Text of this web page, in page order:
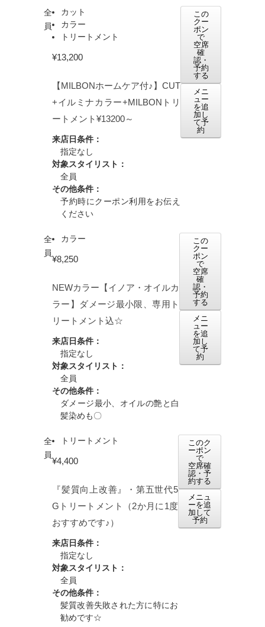
全
員
カット
カラー
トリートメント
¥13,200
【MILBONホームケア付♪】CUT
+イルミナカラー+MILBONトリ
ートメント¥13200～
来店日条件：
指定なし
対象スタイリスト：
全員
その他条件：
予約時にクーポン利用をお伝え
ください
この
クー
ポン
で
空席
確
認・
予約
する
メニ
ュー
を追
加し
て予
約
全
員
カラー
¥8,250
NEWカラー【イノア・オイルカ
ラー】ダメージ最小限、専用ト
リートメント込☆
来店日条件：
指定なし
対象スタイリスト：
全員
その他条件：
ダメージ最小、オイルの艶と白
髪染めも〇
この
クー
ポン
で
空席
確
認・
予約
する
メニ
ュー
を追
加し
て予
約
全
員
トリートメント
¥4,400
『髪質向上改善』・第五世代5
Gトリートメント（2か月に1度
おすすめです♪）
来店日条件：
指定なし
対象スタイリスト：
全員
その他条件：
髪質改善失敗された方に特にお
勧めです☆
このク
ーポン
で
空席確
認・予
約する
メニュ
ーを追
加して
予約